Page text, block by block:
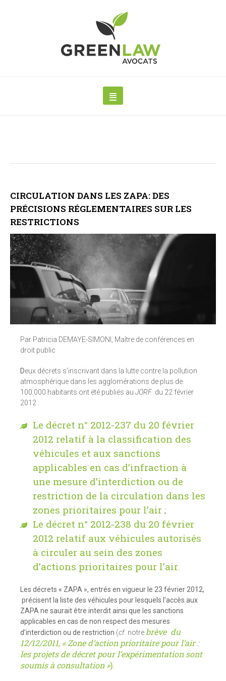
CIRCULATION DANS LES ZAPA: DES
PRÉCISIONS RÉGLEMENTAIRES SUR LES
RESTRICTIONS
Par Patricia DEMAYE-SIMONI, Maître de conférences en
droit public
Deux décrets s’inscrivant dans la lutte contre la pollution
atmosphérique dans les agglomérations de plus de
100.000 habitants ont été publiés au JORF du 22 février
2012 :
Le décret n° 2012-237 du 20 février
2012 relatif à la classification des
véhicules et aux sanctions
applicables en cas d’infraction à
une mesure d’interdiction ou de
restriction de la circulation dans les
zones prioritaires pour l’air;
Le décret n° 2012-238 du 20 février
2012 relatif aux véhicules autorisés
à circuler au sein des zones
d’actions prioritaires pour l’air.
Les décrets « ZAPA », entrés en vigueur le 23 février 2012,
précisent la liste des véhicules pour lesquels l’accès aux
ZAPA ne saurait être interdit ainsi que les sanctions
applicables en cas de non respect des mesures
d’interdiction ou de restriction (cf. notre brève du
12/12/2011, « Zone d’action prioritaire pour l’air :
les projets de décret pour l’expérimentation sont
soumis à consultation »).